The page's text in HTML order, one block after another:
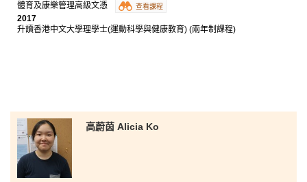
體育及康樂管理高級文憑
查看課程
2017
升讀香港中文大學理學士(運動科學與健康教育) (兩年制課程)
高蔚茵 Alicia Ko